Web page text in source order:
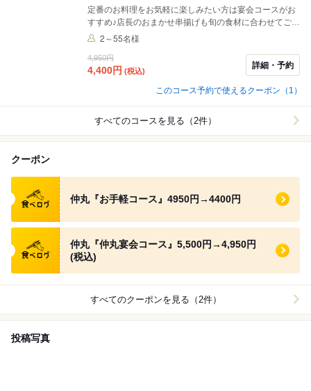
定番のお料理をお気軽に楽しみたい方は宴会コースがお
すすめ♪店長のおまかせ串揚げも旬の食材に合わせてご提
供します!!仲丸人気のまぐろぶつもお楽しみいただけま
2～55名様
4,950円
4,400円 (税込)
詳細・予約
このコース予約で使えるクーポン（1）
すべてのコースを見る（2件）
クーポン
食べログ クーポン
仲丸『お手軽コース』4950円→4400円
食べログ クーポン
仲丸『仲丸宴会コース』5,500円→4,950円
(税込)
すべてのクーポンを見る（2件）
投稿写真